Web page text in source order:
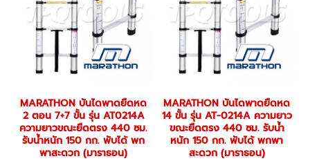
MARATHON บันไดพาดยืดหด
2 ตอน 7+7 ขั้น รุ่น AT0214A
ความยาวขณะยืดตรง 440 ซม.
รับน้ำหนัก 150 กก. พับได้ พก
พาสะดวก (มาราธอน)
MARATHON บันไดพาดยืดหด
14 ขั้น รุ่น AT-0214A ความยาว
ขณะยืดตรง 440 ซม. รับน้ำ
หนัก 150 กก. พับได้ พกพา
สะดวก (มาราธอน)